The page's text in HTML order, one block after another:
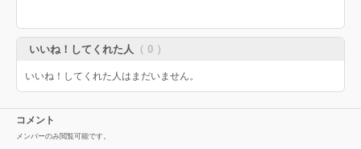
いいね！してくれた人 （ 0 ）
いいね！してくれた人はまだいません。
コメント
メンバーのみ閲覧可能です。